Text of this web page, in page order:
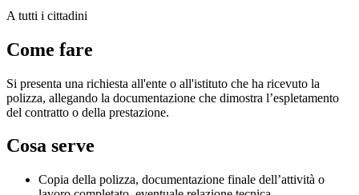
A tutti i cittadini
Come fare
Si presenta una richiesta all'ente o all'istituto che ha ricevuto la
polizza, allegando la documentazione che dimostra l’espletamento
del contratto o della prestazione.
Cosa serve
Copia della polizza, documentazione finale dell’attività o